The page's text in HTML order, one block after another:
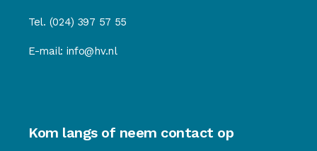
Tel. (024) 397 57 55
E-mail: info@hv.nl
Kom langs of neem contact op